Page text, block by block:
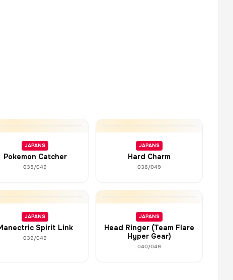
JAPANS
Pokemon Catcher
035/049
JAPANS
Hard Charm
036/049
JAPANS
Spirit Link
039/049
JAPANS
Head Ringer (Team Flare
Hyper Gear)
040/049